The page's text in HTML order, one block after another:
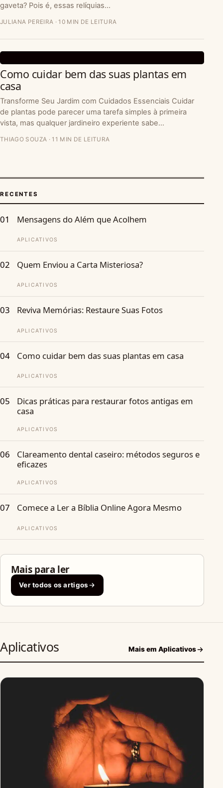
gaveta? Pois é, essas relíquias…
JULIANA PEREIRA · 10 MIN DE LEITURA
Como cuidar bem das suas plantas em
casa
Transforme Seu Jardim com Cuidados Essenciais Cuidar
de plantas pode parecer uma tarefa simples à primeira
vista, mas qualquer jardineiro experiente sabe…
THIAGO SOUZA · 11 MIN DE LEITURA
RECENTES
01 Mensagens do Além que Acolhem
APLICATIVOS
02 Quem Enviou a Carta Misteriosa?
APLICATIVOS
03 Reviva Memórias: Restaure Suas Fotos
APLICATIVOS
04 Como cuidar bem das suas plantas em casa
APLICATIVOS
05
Dicas práticas para restaurar fotos antigas em
casa
APLICATIVOS
06
Clareamento dental caseiro: métodos seguros e
eficazes
APLICATIVOS
07 Comece a Ler a Bíblia Online Agora Mesmo
APLICATIVOS
Mais para ler
Ver todos os artigos
Aplicativos Mais em Aplicativos